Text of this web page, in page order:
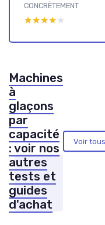
CONCRÈTEMENT
★★★★★
★★★★★
Machines
à
glaçons
par
capacité
: voir nos
autres
tests et
guides
d'achat
Voir